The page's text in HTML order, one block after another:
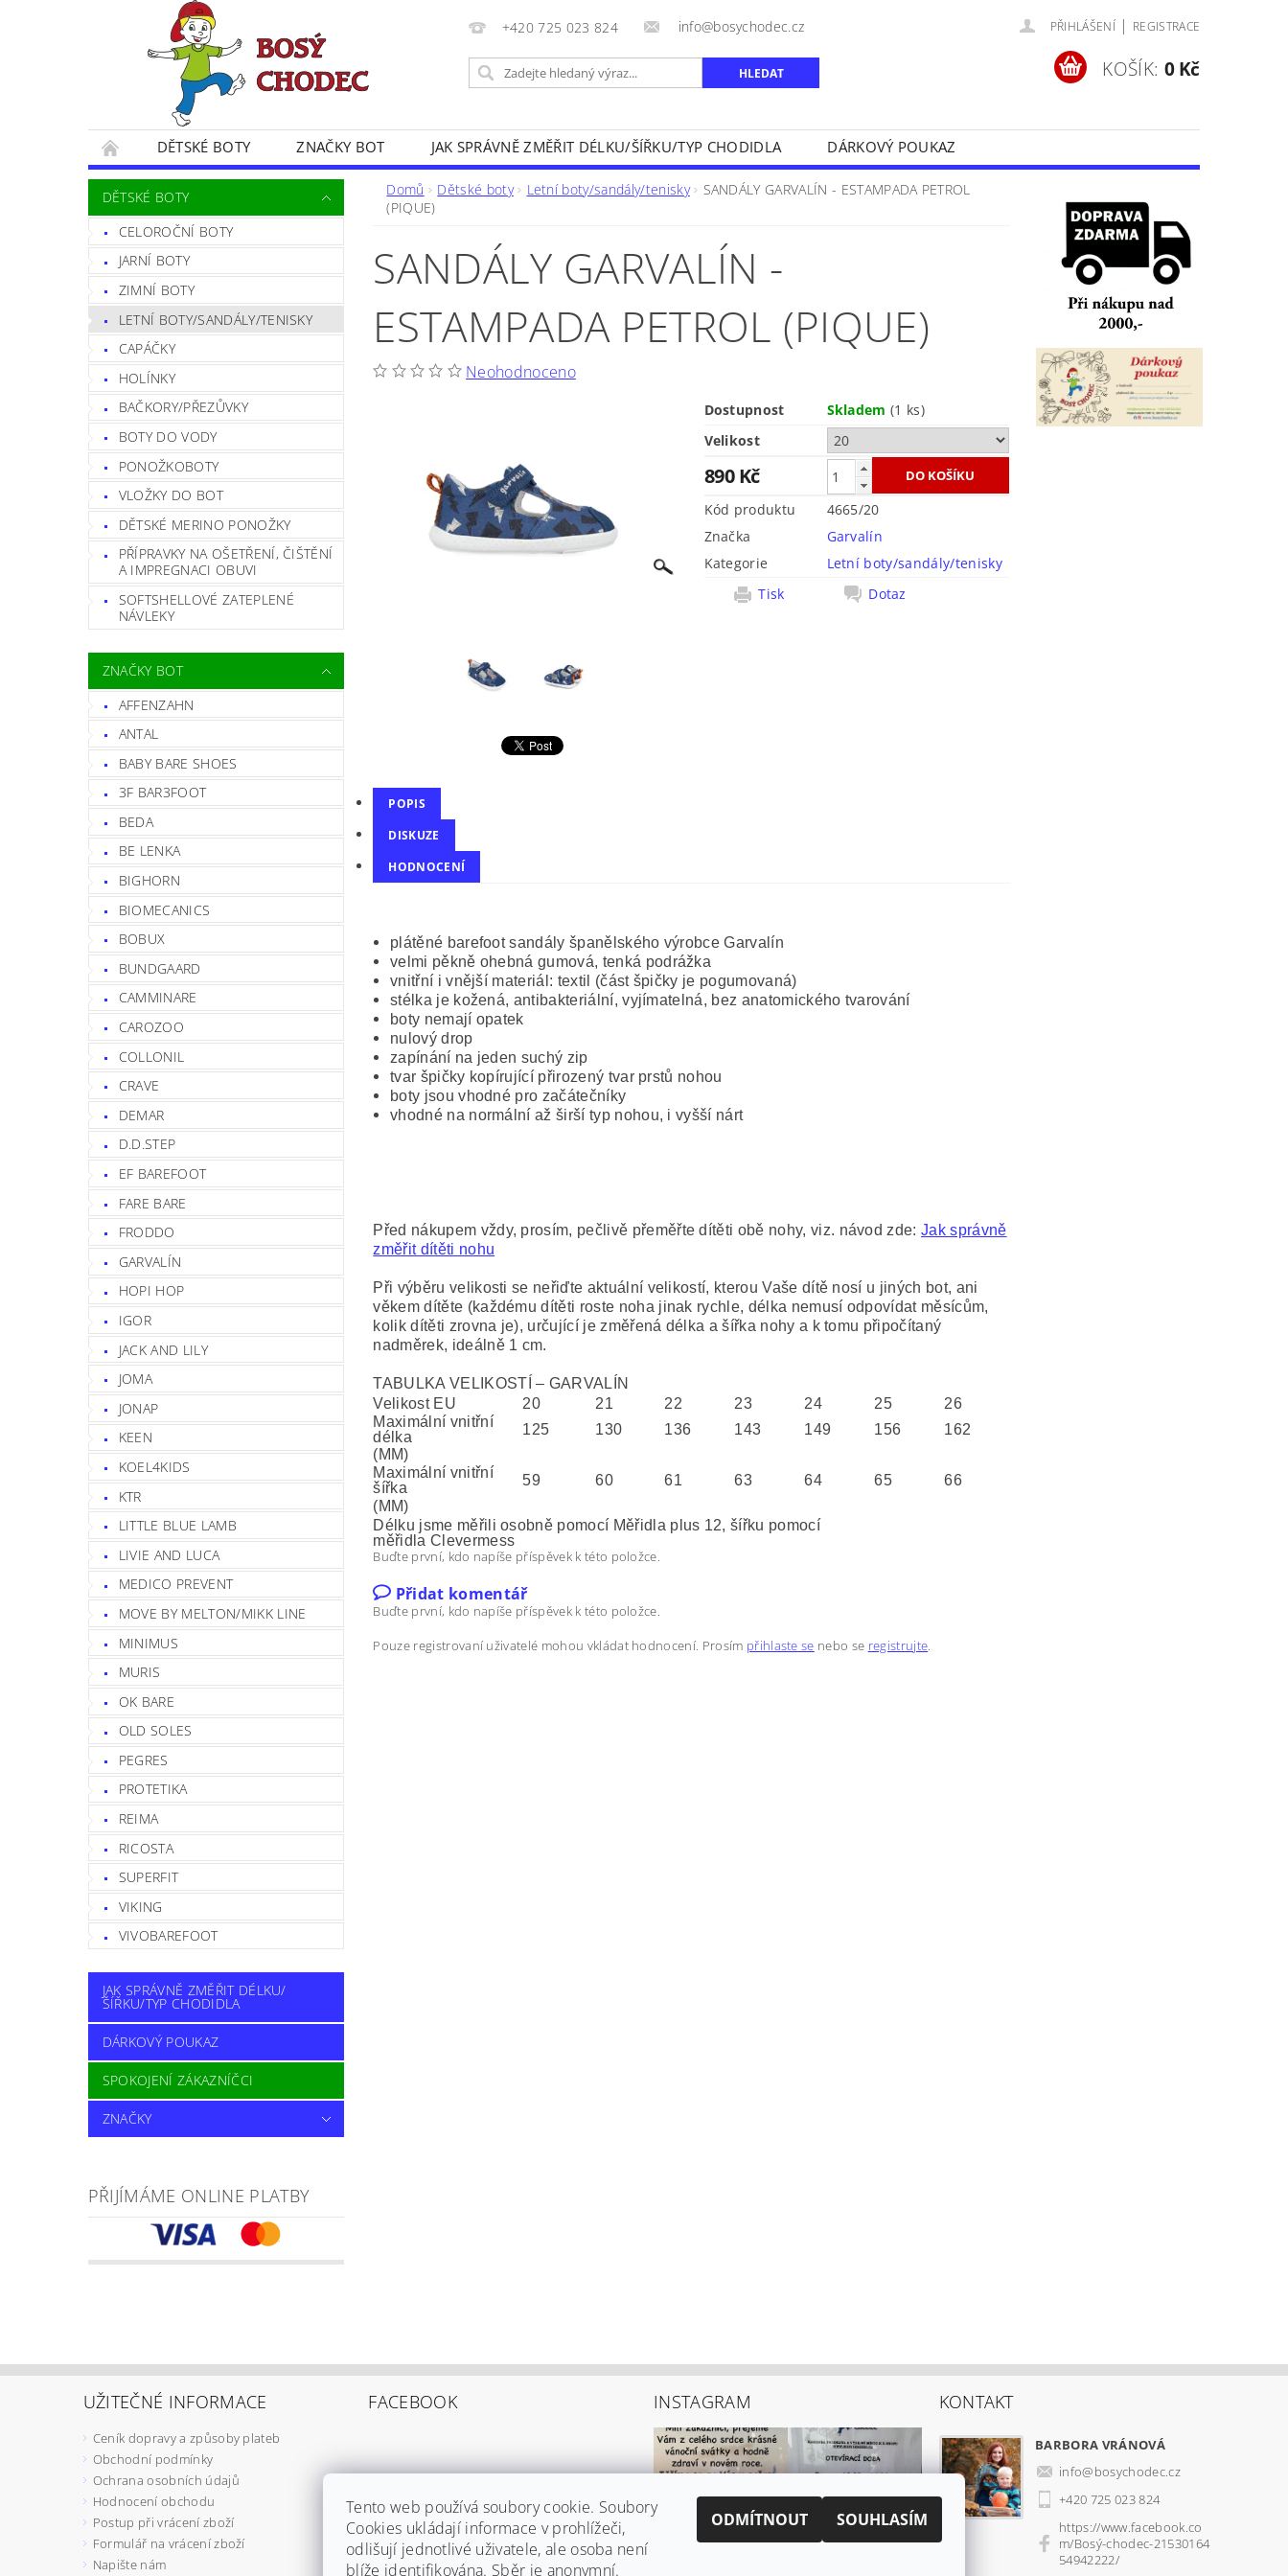
+420 725 023 824 info@bosychodec.cz PŘIHLÁŠENÍ | REGISTRACE
KOŠÍK: 0 Kč
DĚTSKÉ BOTY ZNAČKY BOT JAK SPRÁVNĚ ZMĚŘIT DÉLKU/ŠÍŘKU/TYP CHODIDLA
DÁRKOVÝ POUKAZ
SPOKOJENÍ ZÁKAZNÍČCI
BLOG CENÍK DOPRAVY A ZPŮSOBY PLATEB OBCHODNÍ PODMÍNKY
OCHRANA OSOBNÍCH ÚDAJŮ
POSTUP PŘI VRÁCENÍ ZBOŽÍ
FORMULÁŘ NA VRÁCENÍ ZBOŽÍ
DĚTSKÉ BOTY
CELOROČNÍ BOTY
JARNÍ BOTY
ZIMNÍ BOTY
LETNÍ BOTY/SANDÁLY/TENISKY
CAPÁČKY
HOLÍNKY
BAČKORY/PŘEZŮVKY
BOTY DO VODY
PONOŽKOBOTY
VLOŽKY DO BOT
DĚTSKÉ MERINO PONOŽKY
PŘÍPRAVKY NA OŠETŘENÍ, ČIŠTĚNÍ
A IMPREGNACI OBUVI
SOFTSHELLOVÉ ZATEPLENÉ
NÁVLEKY
ZNAČKY BOT
AFFENZAHN
ANTAL
BABY BARE SHOES
3F BAR3FOOT
BEDA
BE LENKA
BIGHORN
BIOMECANICS
BOBUX
BUNDGAARD
CAMMINARE
CAROZOO
COLLONIL
CRAVE
DEMAR
D.D.STEP
EF BAREFOOT
FARE BARE
FRODDO
GARVALÍN
HOPI HOP
IGOR
JACK AND LILY
JOMA
JONAP
KEEN
KOEL4KIDS
KTR
LITTLE BLUE LAMB
LIVIE AND LUCA
MEDICO PREVENT
MOVE BY MELTON/MIKK LINE
MINIMUS
MURIS
OK BARE
OLD SOLES
PEGRES
PROTETIKA
REIMA
RICOSTA
SUPERFIT
VIKING
VIVOBAREFOOT
JAK SPRÁVNĚ ZMĚŘIT DÉLKU/
ŠÍŘKU/TYP CHODIDLA
DÁRKOVÝ POUKAZ
SPOKOJENÍ ZÁKAZNÍČCI
ZNAČKY
PŘIJÍMÁME ONLINE PLATBY
Domů Dětské boty Letní boty/sandály/tenisky
SANDÁLY GARVALÍN - ESTAMPADA PETROL
(PIQUE)
SANDÁLY GARVALÍN -
ESTAMPADA PETROL (PIQUE)
Neohodnoceno
Dostupnost Skladem(1 ks)
Velikost
890 Kč
Kód produktu
4665/20
Značka
Garvalín
Kategorie
Letní boty/sandály/tenisky
Tisk
Dotaz
POPIS
DISKUZE
HODNOCENÍ
plátěné barefoot sandály španělského výrobce Garvalín
velmi pěkně ohebná gumová, tenká podrážka
vnitřní i vnější materiál: textil (část špičky je pogumovaná)
stélka je kožená, antibakteriální, vyjímatelná, bez anatomického tvarování
boty nemají opatek
nulový drop
zapínání na jeden suchý zip
tvar špičky kopírující přirozený tvar prstů nohou
boty jsou vhodné pro začátečníky
vhodné na normální až širší typ nohou, i vyšší nárt
Před nákupem vždy, prosím, pečlivě přeměřte dítěti obě nohy, viz. návod zde:Jak správně
změřit dítěti nohu
Při výběru velikosti se neřiďte aktuální velikostí, kterou Vaše dítě nosí u jiných bot, ani
věkem dítěte (každému dítěti roste noha jinak rychle, délka nemusí odpovídat měsícům,
kolik dítěti zrovna je), určující je změřená délka a šířka nohy a k tomu připočítaný
nadměrek, ideálně 1 cm.
TABULKA VELIKOSTÍ – GARVALÍN
Velikost EU
20 21 22 23 24 25
26
Maximální vnitřní
délka
125 130 136 143 149 156
162
(MM)
Maximální vnitřní
šířka
59 60 61 63 64 65
66
(MM)
Délku jsme měřili osobně pomocí Měřidla plus 12, šířku pomocí
měřidla Clevermess
Buďte první, kdo napíše příspěvek k této položce.
Přidat komentář
Buďte první, kdo napíše příspěvek k této položce.
Pouze registrovaní uživatelé mohou vkládat hodnocení. Prosím přihlaste se nebo se registrujte.
UŽITEČNÉ INFORMACE
Ceník dopravy a způsoby plateb
Obchodní podmínky
Ochrana osobních údajů
Hodnocení obchodu
Postup při vrácení zboží
Formulář na vrácení zboží
Napište nám
FACEBOOK INSTAGRAM KONTAKT
BARBORA VRÁNOVÁ
info@bosychodec.cz
+420 725 023 824
https://www.facebook.co
m/Bosý-chodec-21530164
54942222/
Tento web používá soubory cookie. Soubory
Cookies ukládají informace v prohlížeči,
odlišují jednotlivé uživatele, ale osoba není
blíže identifikována. Sběr je anonymní.
ODMÍTNOUT SOUHLASÍM